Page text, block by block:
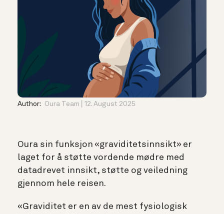
Author: Oura Team 12. August 2025
Oura sin funksjon «graviditetsinnsikt» er
laget for å støtte vordende mødre med
datadrevet innsikt, støtte og veiledning
gjennom hele reisen.
«Graviditet er en av de mest fysiologisk